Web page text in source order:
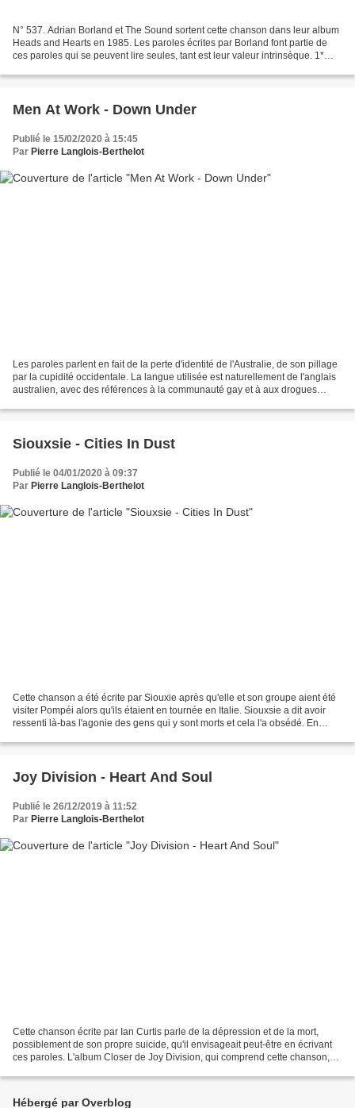
N° 537. Adrian Borland et The Sound sortent cette chanson dans leur album
Heads and Hearts en 1985. Les paroles écrites par Borland font partie de
ces paroles qui se peuvent lire seules, tant est leur valeur intrinsèque. 1*
Men At Work - Down Under
Publié le 15/02/2020 à 15:45
Par Pierre Langlois-Berthelot
Les paroles parlent en fait de la perte d'identité de l'Australie, de son pillage
par la cupidité occidentale. La langue utilisée est naturellement de l'anglais
australien, avec des références à la communauté gay et à aux drogues
Siouxsie - Cities In Dust
Publié le 04/01/2020 à 09:37
Par Pierre Langlois-Berthelot
Cette chanson a été écrite par Siouxie après qu'elle et son groupe aient été
visiter Pompéi alors qu'ils étaient en tournée en Italie. Siouxsie a dit avoir
ressenti là-bas l'agonie des gens qui y sont morts et cela l'a obsédé. En
Joy Division - Heart And Soul
Publié le 26/12/2019 à 11:52
Par Pierre Langlois-Berthelot
Cette chanson écrite par Ian Curtis parle de la dépression et de la mort,
possiblement de son propre suicide, qu'il envisageait peut-être en écrivant
ces paroles. L'album Closer de Joy Division, qui comprend cette chanson,
Hébergé par Overblog